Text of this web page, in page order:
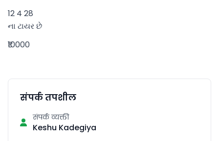
12 4 28
ના ટાયર છે
₹10000
संपर्क तपशील
संपर्क व्यक्ती
Keshu Kadegiya